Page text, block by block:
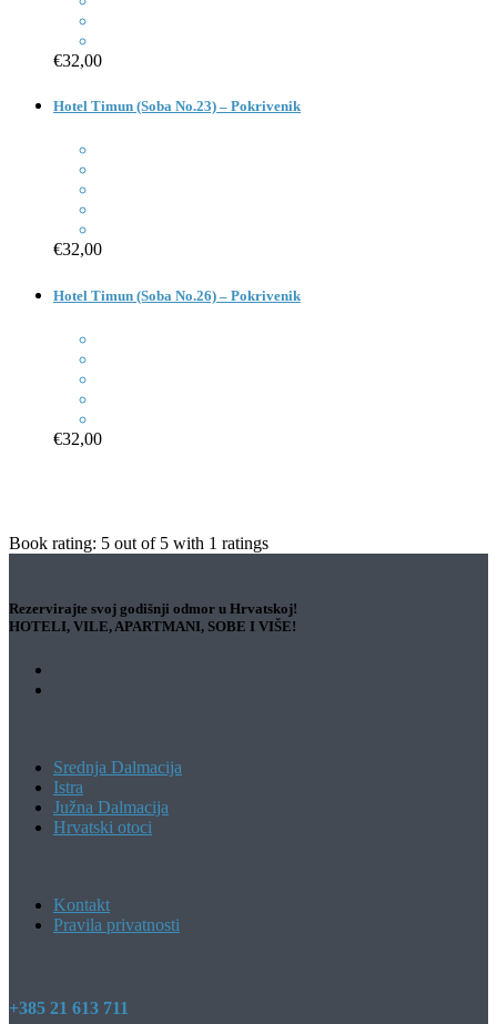
€32,00
Hotel Timun (Soba No.23) – Pokrivenik
€32,00
Hotel Timun (Soba No.26) – Pokrivenik
€32,00
Book rating: 5 out of 5 with 1 ratings
Rezervirajte svoj godišnji odmor u Hrvatskoj!
HOTELI, VILE, APARTMANI, SOBE I VIŠE!
Srednja Dalmacija
Istra
Južna Dalmacija
Hrvatski otoci
Kontakt
Pravila privatnosti
+385 21 613 711